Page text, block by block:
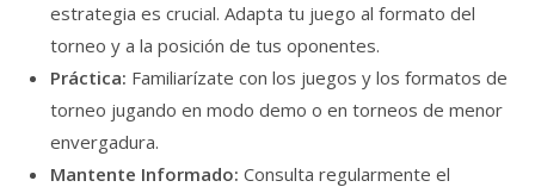
estrategia es crucial. Adapta tu juego al formato del
torneo y a la posición de tus oponentes.
Práctica: Familiarízate con los juegos y los formatos de
torneo jugando en modo demo o en torneos de menor
envergadura.
Mantente Informado: Consulta regularmente el